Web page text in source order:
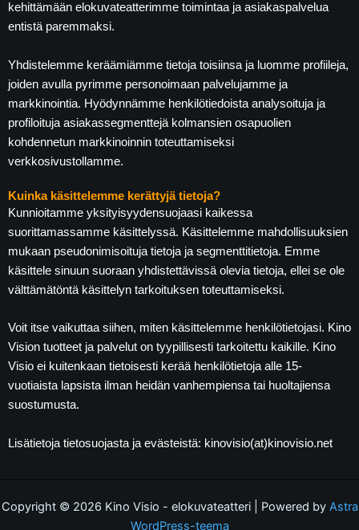
kehittämään elokuvateatterimme toimintaa ja asiakaspalvelua
entistä paremmaksi.
Yhdistelemme keräämiämme tietoja toisiinsa ja luomme profiileja,
joiden avulla pyrimme personoimaan palvelujamme ja
markkinointia. Hyödynnämme henkilötiedoista analysoituja ja
profiloituja asiakassegmenttejä kolmansien osapuolien
kohdennetun markkinoinnin toteuttamiseksi
verkkosivustollamme.
Kuinka käsittelemme kerättyjä tietoja?
Kunnioitamme yksityisyydensuojaasi kaikessa
suorittamassamme käsittelyssä. Käsittelemme mahdollisuuksien
mukaan pseudonimisoituja tietoja ja segmenttitietoja. Emme
käsittele sinuun suoraan yhdistettävissä olevia tietoja, ellei se ole
välttämätöntä käsittelyn tarkoituksen toteuttamiseksi.
Voit itse vaikuttaa siihen, miten käsittelemme henkilötietojasi. Kino
Vision tuotteet ja palvelut on tyypillisesti tarkoitettu kaikille. Kino
Visio ei kuitenkaan tietoisesti kerää henkilötietoja alle 15-
vuotiaista lapsista ilman heidän vanhempiensa tai huoltajiensa
suostumusta.
Lisätietoja tietosuojasta ja evästeistä: kinovisio(at)kinovisio.net
Copyright © 2026 Kino Visio - elokuvateatteri | Powered by Astra
WordPress-teema